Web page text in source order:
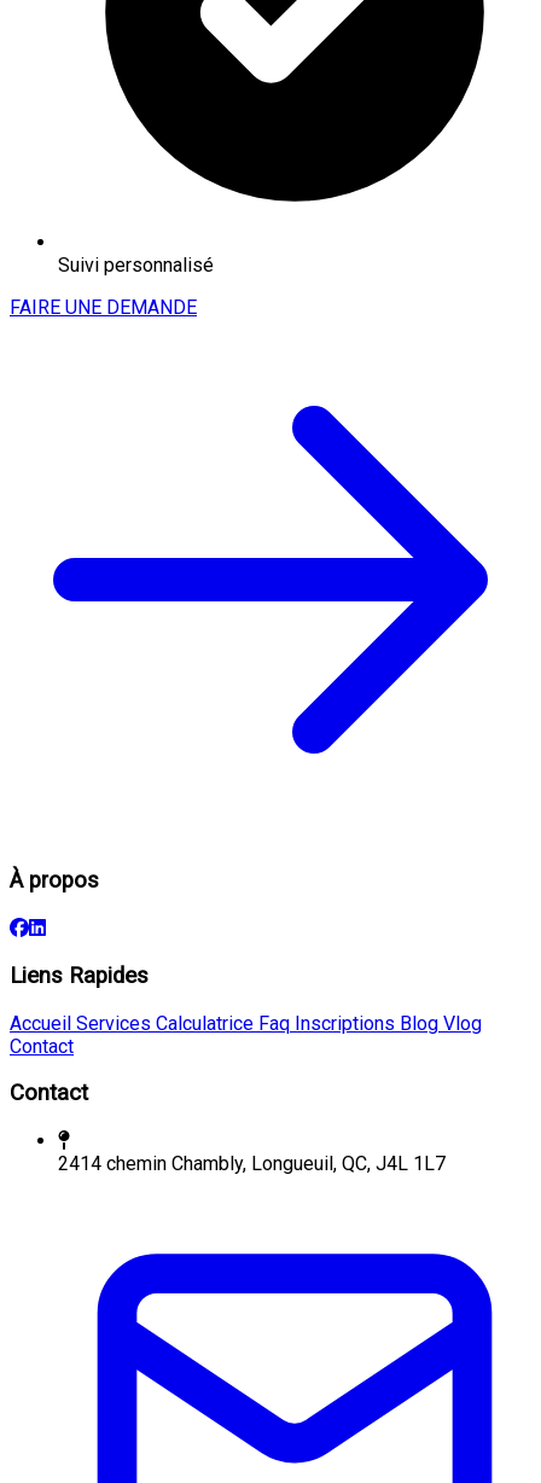
Suivi personnalisé
FAIRE UNE DEMANDE
À propos
Liens Rapides
Accueil Services Calculatrice Faq Inscriptions Blog Vlog
Contact
Contact
2414 chemin Chambly, Longueuil, QC, J4L 1L7